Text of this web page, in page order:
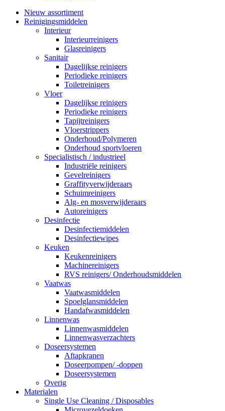
Nieuw assortiment
Reinigingsmiddelen
Interieur
Interieurreinigers
Glasreinigers
Sanitair
Dagelijkse reinigers
Periodieke reinigers
Toiletreinigers
Vloer
Dagelijkse reinigers
Periodieke reinigers
Tapijtreinigers
Vloerstrippers
Onderhoud/Polymeren
Onderhoud sportvloeren
Specialistisch / industrieel
Industriële reinigers
Gevelreinigers
Graffityverwijderaars
Schuimreinigers
Alg- en mosverwijderaars
Autoreinigers
Desinfectie
Desinfectiemiddelen
Desinfectiewipes
Keuken
Keukenreinigers
Machinereinigers
RVS reinigers/ Onderhoudsmiddelen
Vaatwas
Vaatwasmiddelen
Spoelglansmiddelen
Handafwasmiddelen
Linnenwas
Linnenwasmiddelen
Linnenwasverzachters
Doseersystemen
Aftapkranen
Doseerpompen/ -doppen
Doseersystemen
Overig
Materialen
Single Use Cleaning / Disposables